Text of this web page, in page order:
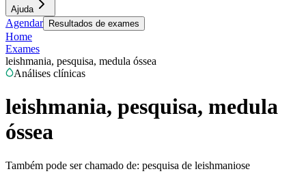
Ajuda
Agendar Resultados de exames
Home
Exames
leishmania, pesquisa, medula óssea
Análises clínicas
leishmania, pesquisa, medula
óssea
Também pode ser chamado de: pesquisa de leishmaniose